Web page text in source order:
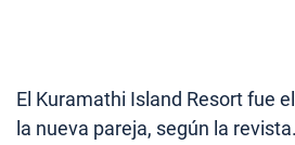
El Kuramathi Island Resort fue
la nueva pareja, según la